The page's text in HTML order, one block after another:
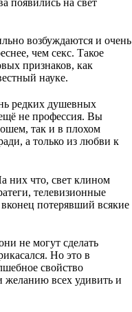
возбуждаются и очень
чем секс. Такое
признаков, как
науке.
редких душевных
не профессия. Вы
так и в плохом
а только из любви к
них что, свет клином
телевизионные
потерявший всякие
не могут сделать
Но это в
свойство
желанию всех удивить и